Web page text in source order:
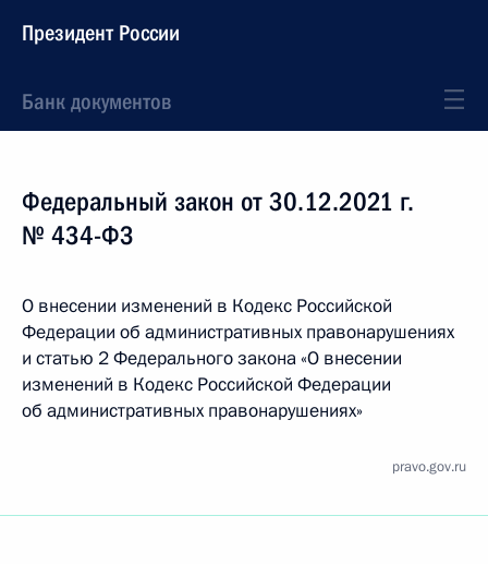
Президент России
Банк документов
Федеральный закон от 30.12.2021 г.
№ 434-ФЗ
О внесении изменений в Кодекс Российской
Федерации об административных правонарушениях
и статью 2 Федерального закона «О внесении
изменений в Кодекс Российской Федерации
об административных правонарушениях»
pravo.gov.ru